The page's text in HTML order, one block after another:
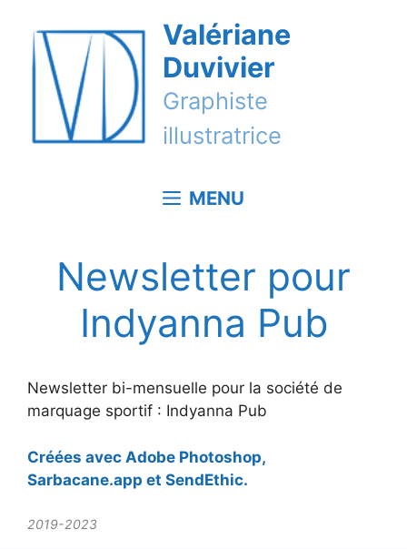
contenu
Valériane
Duvivier
Graphiste
illustratrice
MENU
Newsletter pour
Indyanna Pub
Newsletter bi-mensuelle pour la société de
marquage sportif : Indyanna Pub
Créées avec Adobe Photoshop,
Sarbacane.app et SendEthic.
2019-2023